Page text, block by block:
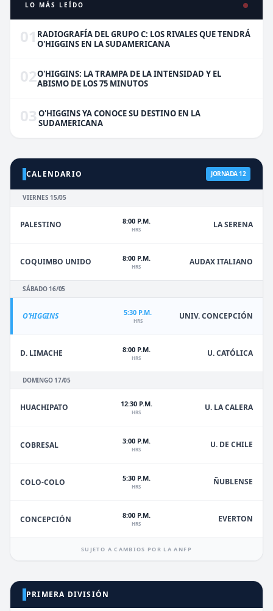
LO MÁS LEÍDO
01 RADIOGRAFÍA DEL GRUPO C: LOS RIVALES QUE TENDRÁ
O'HIGGINS EN LA SUDAMERICANA
02O'HIGGINS: LA TRAMPA DE LA INTENSIDAD Y EL
ABISMO DE LOS 75 MINUTOS
03 O'HIGGINS YA CONOCE SU DESTINO EN LA
SUDAMERICANA
CALENDARIO JORNADA 12
VIERNES 15/05
PALESTINO 8:00 P.M.
HRS LA SERENA
COQUIMBO UNIDO 8:00 P.M.
HRS AUDAX ITALIANO
SÁBADO 16/05
O'HIGGINS 5:30 P.M.
HRS UNIV. CONCEPCIÓN
D. LIMACHE 8:00 P.M.
HRS U. CATÓLICA
DOMINGO 17/05
HUACHIPATO 12:30 P.M.
HRS U. LA CALERA
COBRESAL 3:00 P.M.
HRS U. DE CHILE
COLO-COLO 5:30 P.M.
HRS ÑUBLENSE
CONCEPCIÓN 8:00 P.M.
HRS EVERTON
SUJETO A CAMBIOS POR LA ANFP
PRIMERA DIVISIÓN